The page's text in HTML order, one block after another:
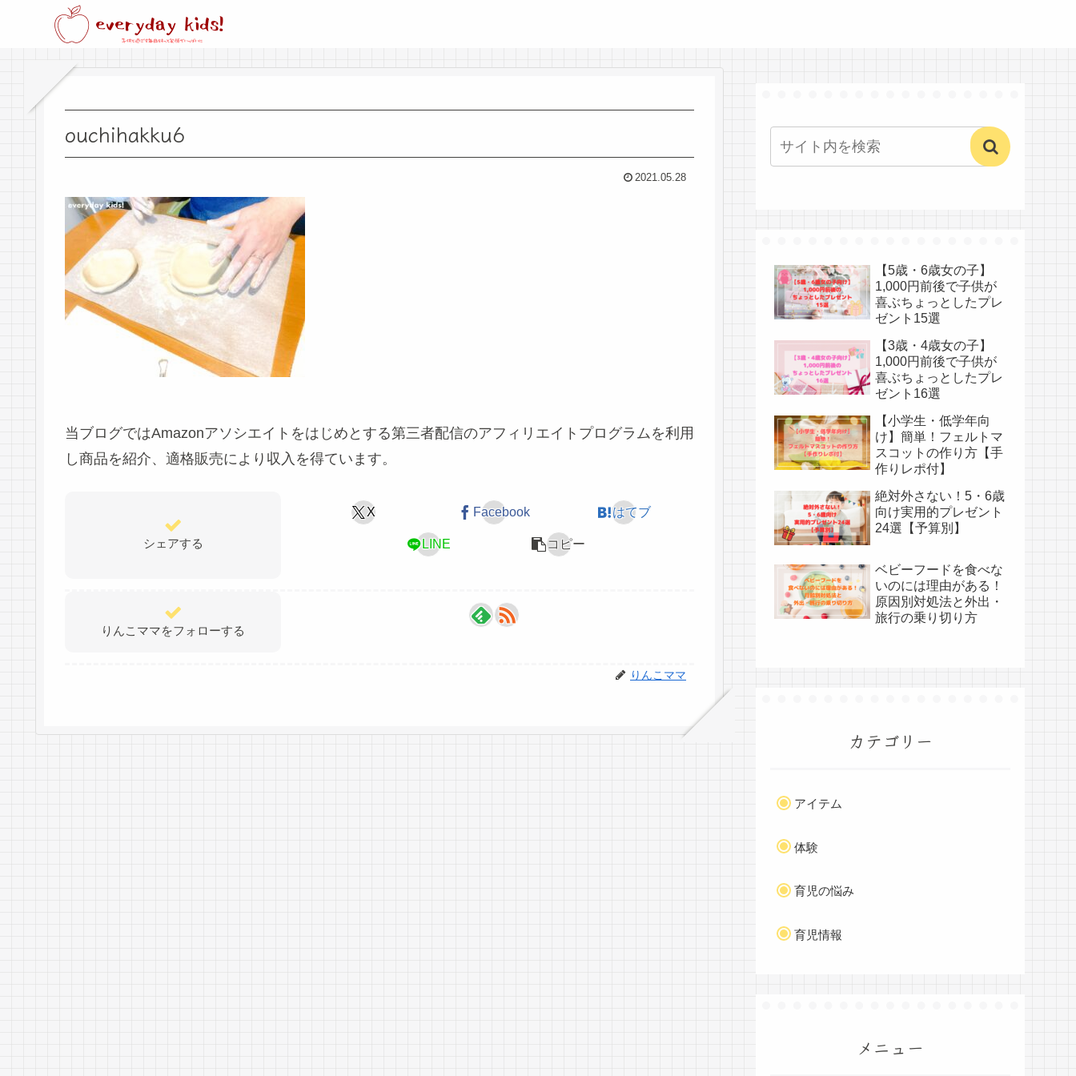
ouchihakku6
2021.05.28
当ブログではAmazonアソシエイトをはじめとする第三者配信のアフィリエイトプログラムを利用
し商品を紹介、適格販売により収入を得ています。
シェアする
X Facebook はてブ
LINE コピー
りんこママをフォローする
りんこママ
【5歳・6歳女の子】
1,000円前後で子供が
喜ぶちょっとしたプレ
ゼント15選
【3歳・4歳女の子】
1,000円前後で子供が
喜ぶちょっとしたプレ
ゼント16選
【小学生・低学年向
け】簡単！フェルトマ
スコットの作り方【手
作りレポ付】
絶対外さない！5・6歳
向け実用的プレゼント
24選【予算別】
ベビーフードを食べな
いのには理由がある！
原因別対処法と外出・
旅行の乗り切り方
カテゴリー
アイテム
体験
育児の悩み
育児情報
メニュー